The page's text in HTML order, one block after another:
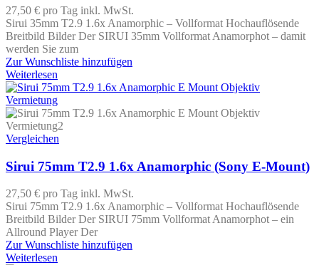
27,50 € pro Tag inkl. MwSt.
Sirui 35mm T2.9 1.6x Anamorphic – Vollformat Hochauflösende
Breitbild Bilder Der SIRUI 35mm Vollformat Anamorphot – damit
werden Sie zum
Zur Wunschliste hinzufügen
Weiterlesen
Vergleichen
Sirui 75mm T2.9 1.6x Anamorphic (Sony E-Mount)
27,50 € pro Tag inkl. MwSt.
Sirui 75mm T2.9 1.6x Anamorphic – Vollformat Hochauflösende
Breitbild Bilder Der SIRUI 75mm Vollformat Anamorphot – ein
Allround Player Der
Zur Wunschliste hinzufügen
Weiterlesen